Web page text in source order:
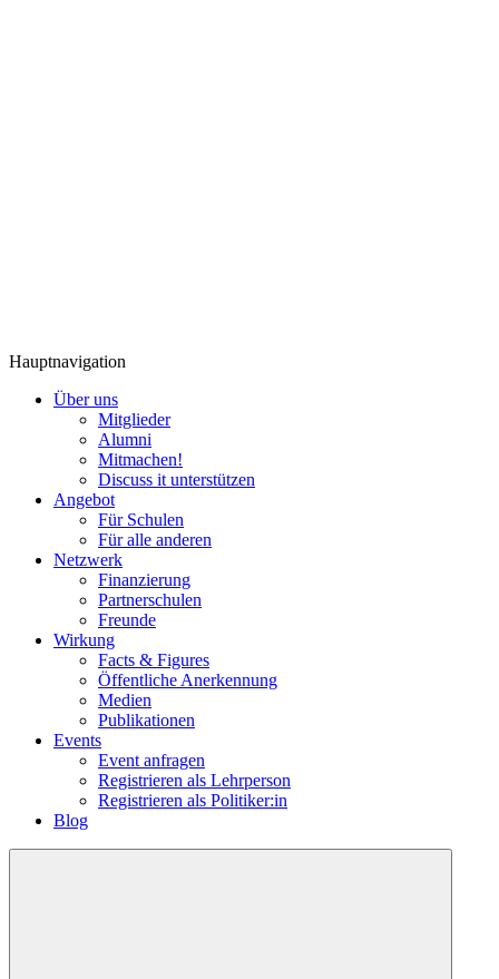
Hauptnavigation
Über uns
Mitglieder
Alumni
Mitmachen!
Discuss it unterstützen
Angebot
Für Schulen
Für alle anderen
Netzwerk
Finanzierung
Partnerschulen
Freunde
Wirkung
Facts & Figures
Öffentliche Anerkennung
Medien
Publikationen
Events
Event anfragen
Registrieren als Lehrperson
Registrieren als Politiker:in
Blog